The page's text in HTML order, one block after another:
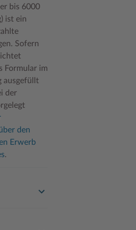
bis 6000
ist ein
Sofern
Formular im
ausgefüllt
der
den
Erwerb
.